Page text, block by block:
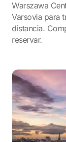
Warszawa
Varsovia para
distancia.
reservar.